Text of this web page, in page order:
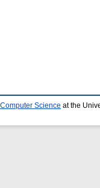
Science at the